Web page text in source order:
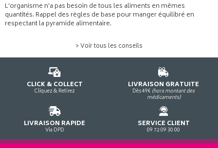
L'organisme n'a pas besoin de tous les aliments en mêmes
quantités. Rappel des règles de base pour manger équilibré en
respectant la pyramide alimentaire.
> Voir tous les conseils
CLICK & COLLECT
Cliquez & Retirez
LIVRAISON GRATUITE
Dès 49€ (hors montant des
médicaments)
LIVRAISON RAPIDE
Via DPD
SERVICE CLIENT
09 72 09 30 00